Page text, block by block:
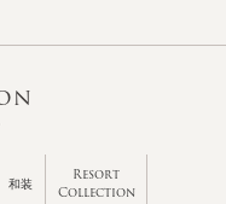
和装
Resort
Collection